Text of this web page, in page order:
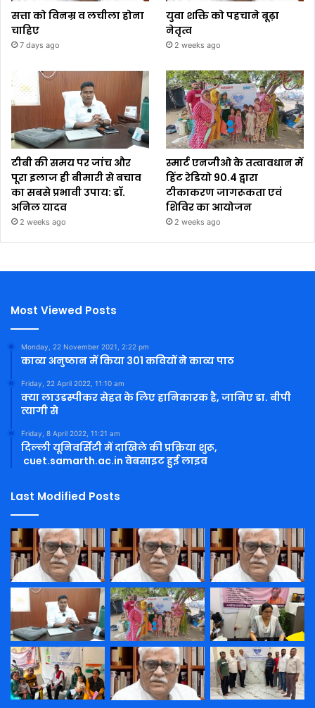
सत्ता को विनम्र व लचीला होना
चाहिए
7 days ago
युवा शक्ति को पहचाने बूढ़ा
नेतृत्व
2 weeks ago
टीबी की समय पर जांच और
पूरा इलाज ही बीमारी से बचाव
का सबसे प्रभावी उपाय: डॉ.
अनिल यादव
2 weeks ago
स्मार्ट एनजीओ के तत्वावधान में
हिंट रेडियो 90.4 द्वारा
टीकाकरण जागरूकता एवं
शिविर का आयोजन
2 weeks ago
Most Viewed Posts
Monday, 22 November 2021, 2:22 pm
काव्य अनुष्ठान में किया 301 कवियों ने काव्य पाठ
Friday, 22 April 2022, 11:10 am
क्या लाउडस्पीकर सेहत के लिए हानिकारक है, जानिए डा. बीपी
त्यागी से
Friday, 8 April 2022, 11:21 am
दिल्ली यूनिवर्सिटी में दाखिले की प्रक्रिया शुरू,
cuet.samarth.ac.in वेबसाइट हुई लाइव
Last Modified Posts